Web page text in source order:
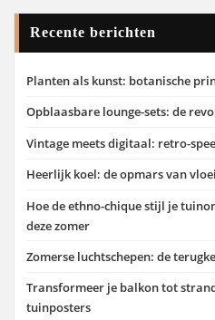
Recente berichten
Planten als kunst: botanische
Opblaasbare lounge-sets: de
Vintage meets digitaal: retro-
Heerlijk koel: de opmars van
Hoe de ethno-chique stijl je
deze zomer
Zomerse luchtschepen: de
Transformeer je balkon tot
tuinposters